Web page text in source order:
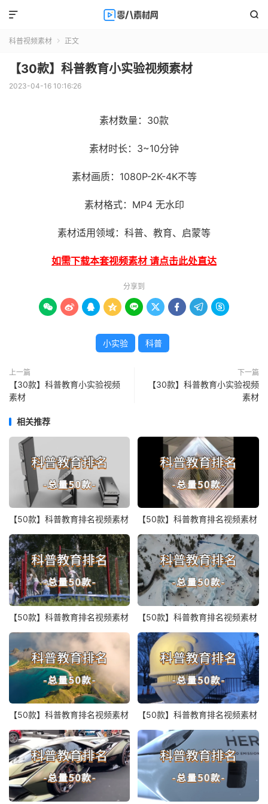


科普视频素材  正文
【30款】科普教育小实验视频素材
2023-04-16 10:16:26
素材数量：30款
素材时长：3~10分钟
素材画质：1080P-2K-4K不等
素材格式：MP4 无水印
素材适用领域：科普、教育、启蒙等
如需下载本套视频素材 请点击此处直达
分享到
        
小实验 科普
上一篇
【30款】科普教育小实验视频
素材
下一篇
【30款】科普教育小实验视频
素材
相关推荐
【50款】科普教育排名视频素材 【50款】科普教育排名视频素材
【50款】科普教育排名视频素材 【50款】科普教育排名视频素材
【50款】科普教育排名视频素材 【50款】科普教育排名视频素材